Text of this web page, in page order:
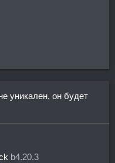
уникален, он будет
b4.20.3